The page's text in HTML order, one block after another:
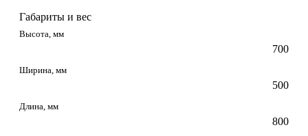
Габариты и вес
Высота, мм
700
Ширина, мм
500
Длина, мм
800